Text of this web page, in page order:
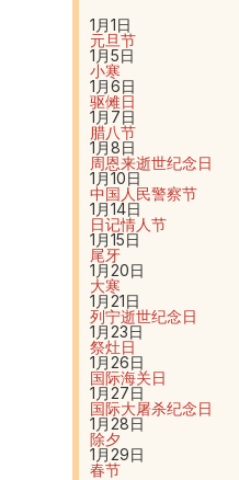
1月1日
元旦节
1月5日
小寒
1月6日
驱傩日
1月7日
腊八节
1月8日
周恩来逝世纪念日
1月10日
中国人民警察节
1月14日
日记情人节
1月15日
尾牙
1月20日
大寒
1月21日
列宁逝世纪念日
1月23日
祭灶日
1月26日
国际海关日
1月27日
国际大屠杀纪念日
1月28日
除夕
1月29日
春节